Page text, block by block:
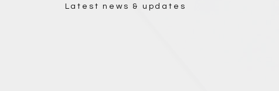
Latest news & updates